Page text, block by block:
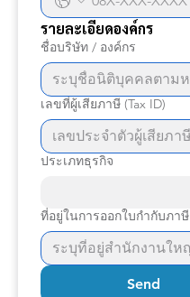
รายละเอียดองค์กร
ชื่อบริษัท / องค์กร
เลขที่ผู้เสียภาษี (Tax ID)
ประเภทธุรกิจ
ที่อยู่ในการออกใบกำกับภาษี
Send